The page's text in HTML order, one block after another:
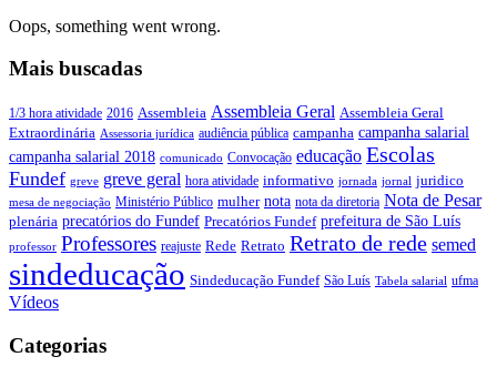
Oops, something went wrong.
Mais buscadas
1/3 hora atividade 2016 Assembleia Assembleia Geral Assembleia Geral
Extraordinária Assessoria jurídica audiência pública campanha campanha salarial
campanha salarial 2018 comunicado Convocação educação Escolas
Fundef greve greve geral hora atividade informativo jornada jornal juridico
mesa de negociação Ministério Público mulher nota nota da diretoria Nota de Pesar
plenária precatórios do Fundef Precatórios Fundef prefeitura de São Luís
professor Professores reajuste Rede Retrato Retrato de rede semed
sindeducação Sindeducação Fundef São Luís Tabela salarial ufma
Vídeos
Categorias